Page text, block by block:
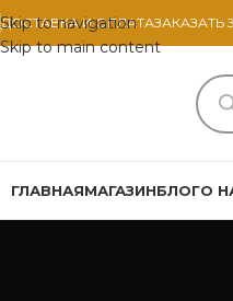
Skip to navigation
Skip to main content
ДОСТАВКА И ОПЛАТАЗАКАЗАТЬ
ГЛАВНАЯМАГАЗИНБЛОГО